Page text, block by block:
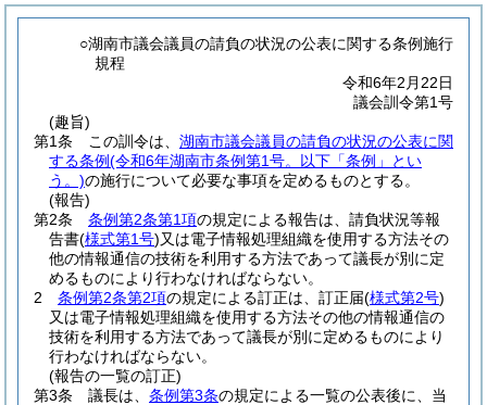
○湖南市議会議員の請負の状況の公表に関する条例施行
規程
令和6年2月22日
議会訓令第1号
(趣旨)
第1条
この訓令は、 湖南市議会議員の請負の状況の公表に関
する条例(令和6年湖南市条例第1号。以下「条例」とい
う。)の施行について必要な事項を定めるものとする。
(報告)
第2条
条例第2条第1項の規定による報告は、請負状況等報
告書(様式第1号)又は電子情報処理組織を使用する方法その
他の情報通信の技術を利用する方法であって議長が別に定
めるものにより行わなければならない。
2
条例第2条第2項の規定による訂正は、訂正届(様式第2号)
又は電子情報処理組織を使用する方法その他の情報通信の
技術を利用する方法であって議長が別に定めるものにより
行わなければならない。
(報告の一覧の訂正)
第3条
議長は、 条例第3条の規定による一覧の公表後に、当